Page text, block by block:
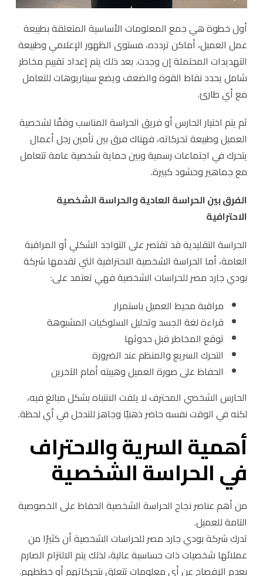
أول خطوة هي جمع المعلومات الأساسية المتعلقة بطبيعة
عمل العميل، أماكن تردده، مستوى الظهور الإعلامي وطبيعة
التهديدات المحتملة إن وجدت. بعد ذلك يتم إعداد تقييم مخاطر
شامل يحدد نقاط القوة والضعف ويضع سيناريوهات للتعامل
مع أي طارئ.
ثم يتم اختيار الحارس أو فريق الحراسة المناسب وفقًا لشخصية
العميل وطبيعة تحركاته، فهناك فرق بين تأمين رجل أعمال
يتحرك في اجتماعات رسمية وبين حماية شخصية عامة تتعامل
مع جماهير وحشود كبيرة.
الفرق بين الحراسة العادية والحراسة الشخصية
الاحترافية
الحراسة التقليدية قد تقتصر على التواجد الشكلي أو المراقبة
العامة، أما الحراسة الشخصية الاحترافية التي تقدمها شركة
بودي جارد مصر للحراسات الشخصية فهي تعتمد على:
مراقبة محيط العميل باستمرار
قراءة لغة الجسد وتحليل السلوكيات المشبوهة
توقع المخاطر قبل حدوثها
التحرك السريع والمنظم عند الضرورة
الحفاظ على صورة العميل وهيبته أمام الآخرين
الحارس الشخصي المحترف لا يلفت الانتباه بشكل مبالغ فيه،
لكنه في الوقت نفسه حاضر ذهنيًا وجاهز للتدخل في أي لحظة.
أهمية السرية والاحتراف
في الحراسة الشخصية
من أهم عناصر نجاح الحراسة الشخصية الحفاظ على الخصوصية
التامة للعميل.
تدرك شركة بودي جارد مصر للحراسات الشخصية أن كثيرًا من
عملائها شخصيات ذات حساسية عالية، لذلك يتم الالتزام الصارم
بعدم الإفصاح عن أي معلومات تتعلق بتحركاتهم أو خططهم.